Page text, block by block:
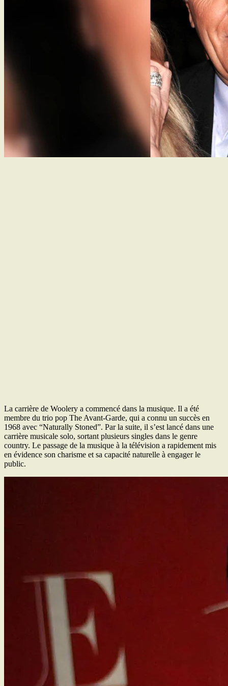
La carrière de Woolery a commencé dans la musique. Il a été
membre du trio pop The Avant-Garde, qui a connu un succès en
1968 avec “Naturally Stoned”. Par la suite, il s’est lancé dans une
carrière musicale solo, sortant plusieurs singles dans le genre
country. Le passage de la musique à la télévision a rapidement mis
en évidence son charisme et sa capacité naturelle à engager le
public.